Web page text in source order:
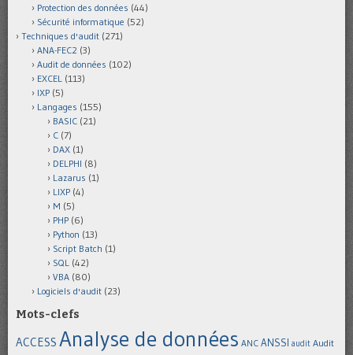
Protection des données (44)
Sécurité informatique (52)
Techniques d'audit (271)
ANA-FEC2 (3)
Audit de données (102)
EXCEL (113)
IXP (5)
Langages (155)
BASIC (21)
C (7)
DAX (1)
DELPHI (8)
Lazarus (1)
LIXP (4)
M (5)
PHP (6)
Python (13)
Script Batch (1)
SQL (42)
VBA (80)
Logiciels d'audit (23)
Mots-clefs
ACCESS Analyse de données ANC ANSSI audit Audit